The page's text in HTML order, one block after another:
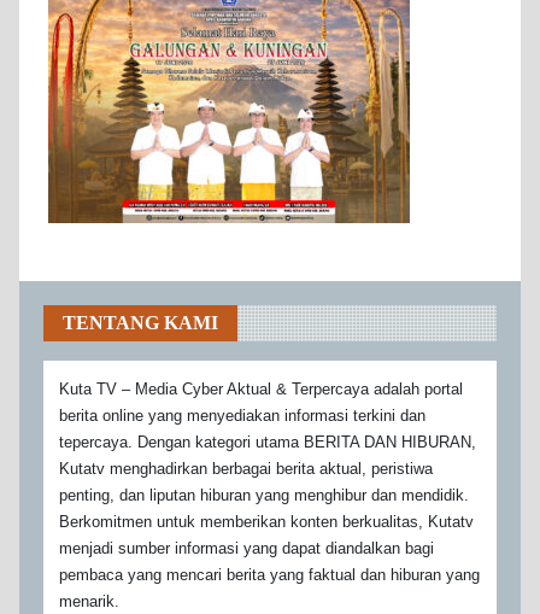
TENTANG KAMI
Kuta TV – Media Cyber Aktual & Terpercaya adalah portal
berita online yang menyediakan informasi terkini dan
tepercaya. Dengan kategori utama BERITA DAN HIBURAN,
Kutatv menghadirkan berbagai berita aktual, peristiwa
penting, dan liputan hiburan yang menghibur dan mendidik.
Berkomitmen untuk memberikan konten berkualitas, Kutatv
menjadi sumber informasi yang dapat diandalkan bagi
pembaca yang mencari berita yang faktual dan hiburan yang
menarik.